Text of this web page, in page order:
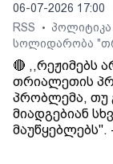
06-07-2026 17:00
RSS
• პოლიტიკა
სოლიდარობა
🔴 ,,რეჟიმებს
თრიალეთის
პრობლემა, თუ
მიადგებიან